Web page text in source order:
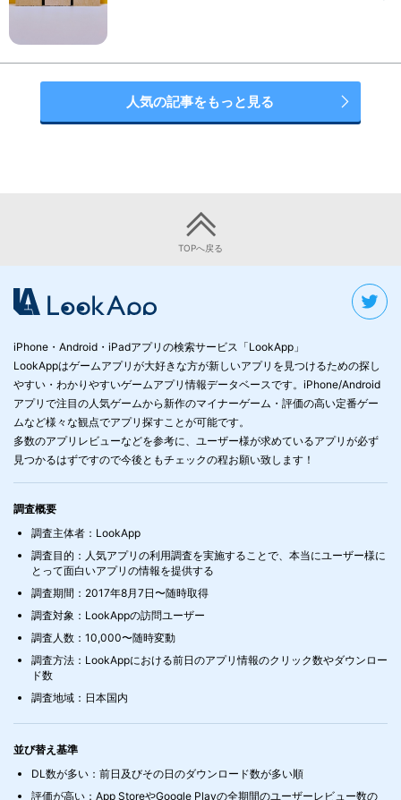
人気の記事をもっと見る
TOPへ戻る
iPhone・Android・iPadアプリの検索サービス「LookApp」
LookAppはゲームアプリが大好きな方が新しいアプリを見つけるための探し
やすい・わかりやすいゲームアプリ情報データベースです。iPhone/Android
アプリで注目の人気ゲームから新作のマイナーゲーム・評価の高い定番ゲー
ムなど様々な観点でアプリ探すことが可能です。
多数のアプリレビューなどを参考に、ユーザー様が求めているアプリが必ず
見つかるはずですので今後ともチェックの程お願い致します！
調査概要
調査主体者：LookApp
調査目的：人気アプリの利用調査を実施することで、本当にユーザー様に
とって面白いアプリの情報を提供する
調査期間：2017年8月7日〜随時取得
調査対象：LookAppの訪問ユーザー
調査人数：10,000〜随時変動
調査方法：LookAppにおける前日のアプリ情報のクリック数やダウンロー
ド数
調査地域：日本国内
並び替え基準
DL数が多い：前日及びその日のダウンロード数が多い順
評価が高い：App StoreやGoogle Playの全期間のユーザーレビュー数の